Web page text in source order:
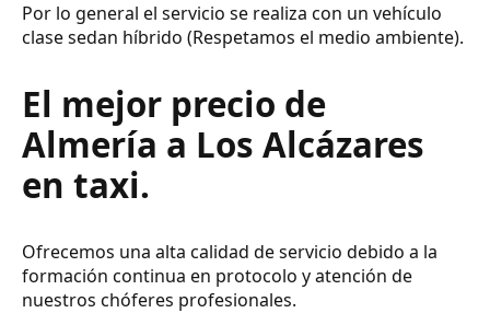
Por lo general el servicio se realiza con un vehículo
clase sedan híbrido (Respetamos el medio ambiente).
El mejor precio de
Almería a Los Alcázares
en taxi.
Ofrecemos una alta calidad de servicio debido a la
formación continua en protocolo y atención de
nuestros chóferes profesionales.